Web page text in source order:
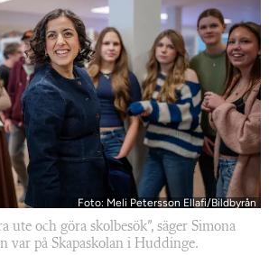
Foto: Meli Petersson Ellafi/Bildbyrån
ute och göra skolbesök”, säger Simona
var på Skapaskolan i Huddinge.